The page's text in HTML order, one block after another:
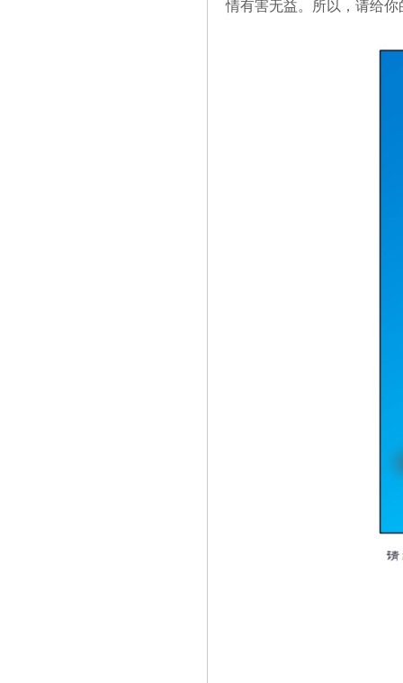
情有害无益。所以，请给你